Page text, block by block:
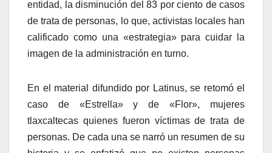
entidad, la disminución del 83 por ciento de casos
de trata de personas, lo que, activistas locales han
calificado como una «estrategia» para cuidar la
imagen de la administración en turno.
En el material difundido por Latinus, se retomó el
caso de «Estrella» y de «Flor», mujeres
tlaxcaltecas quienes fueron víctimas de trata de
personas. De cada una se narró un resumen de su